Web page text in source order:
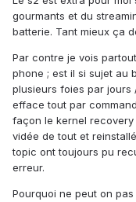
gourmants et du
batterie. Tant mieux ça
Par contre je vois
phone ; est il si sujet au
plusieurs foies par jours
efface tout par
façon le kernel
vidée de tout et
topic ont toujours pu
erreur.
Pourquoi ne peut on